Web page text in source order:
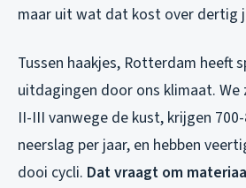
maar uit wat dat kost over dertig
Tussen haakjes, Rotterdam heeft
uitdagingen door ons klimaat.
II-III vanwege de kust, krijgen
neerslag per jaar, en hebben
dooi cycli. Dat vraagt om